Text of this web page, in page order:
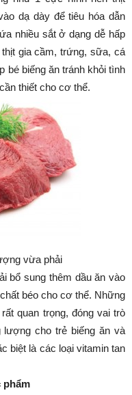
dạ dày để tiêu hóa dẫn
nhiều sắt ở dạng dễ hấp
gia cầm, trứng, sữa, cá
bé biếng ăn tránh khỏi tình
thiết cho cơ thể.
vừa phải
bổ sung thêm dầu ăn vào
béo cho cơ thể. Những
quan trọng, đóng vai trò
lượng cho trẻ biếng ăn và
biệt là các loại vitamin tan
phẩm